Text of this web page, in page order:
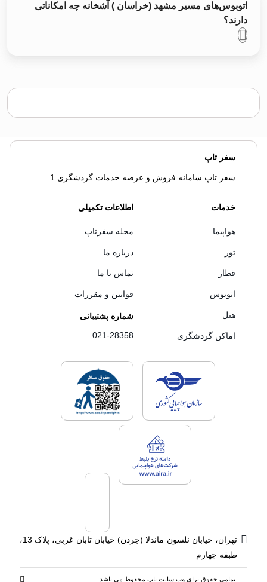
اتوبوس‌های مسیر مشهد (خراسان ) آشخانه چه امکاناتی
دارند؟
سفر تاپ
سفر تاپ سامانه فروش و عرضه خدمات گردشگری 1
خدمات
هواپیما
تور
قطار
اتوبوس
هتل
اماکن گردشگری
اطلاعات تکمیلی
مجله سفرتاپ
درباره ما
تماس با ما
قوانین و مقررات
شماره پشتیبانی
021-28358
لایسنس های فروش سفرتاپلایسنس های
لایسنس های فروش سفرتاپ
تهران، خیابان نلسون ماندلا (جردن) خیابان تابان غربی، پلاک 13،
طبقه چهارم
تمامی حقوق برای وب سایت تاپ محفوظ می باشد